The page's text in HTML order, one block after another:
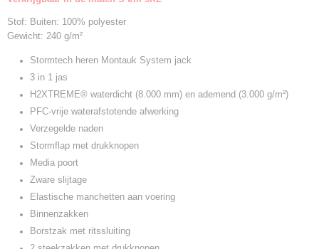
Stof: Buiten: 100% polyester
Gewicht: 240 g/m²
Stormtech heren Montauk System jack
3 in 1 jas
H2XTREME® waterdicht (8.000 mm) en ademend (3.000 g/m²)
PFC-vrije waterafstotende afwerking
Verzegelde naden
Stormflap met drukknopen
Media poort
Zware slijtage
Elastische manchetten aan voering
Binnenzakken
Borstzak met ritssluiting